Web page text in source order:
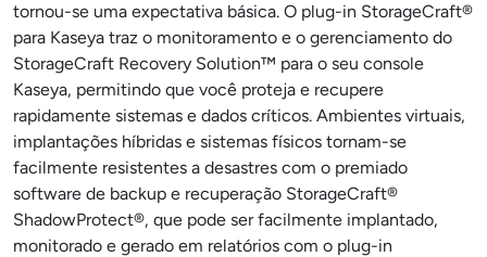
tornou-se uma expectativa básica. O plug-in StorageCraft®
para Kaseya traz o monitoramento e o gerenciamento do
StorageCraft Recovery Solution™ para o seu console
Kaseya, permitindo que você proteja e recupere
rapidamente sistemas e dados críticos. Ambientes virtuais,
implantações híbridas e sistemas físicos tornam-se
facilmente resistentes a desastres com o premiado
software de backup e recuperação StorageCraft®
ShadowProtect®, que pode ser facilmente implantado,
monitorado e gerado em relatórios com o plug-in